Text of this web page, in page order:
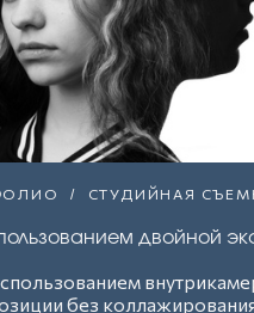
СТУДИЙНАЯ
двойной
без